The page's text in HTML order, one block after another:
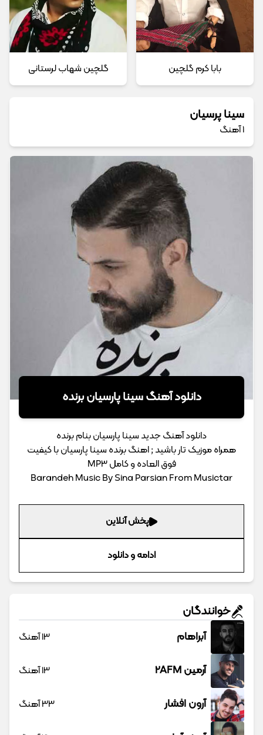
بابا کرم گلچین گلچین شهاب لرستانی
سینا پرسیان
1 آهنگ
دانلود آهنگ سینا پارسیان برنده
دانلود آهنگ جدید سینا پارسیان بنام برنده
همراه موزیک تار باشید ; اهنگ برنده سینا پارسیان با کیفیت
فوق العاده و کامل MP3
Barandeh Music By Sina Parsian From Musictar
پخش آنلاین
ادامه و دانلود
خوانندگان
آبراهام 13 آهنگ
آرمین 2AFM 13 آهنگ
آرون افشار 33 آهنگ